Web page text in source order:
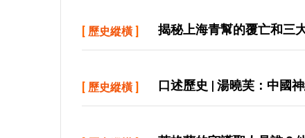
[ 歷史縱橫 ] 揭秘上海青幫的覆亡和三
[ 歷史縱橫 ] 口述歷史 | 湯曉芙：中國